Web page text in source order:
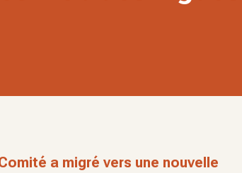
a migré vers une nouvelle